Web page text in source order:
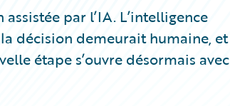
par l’IA. L’intelligence
décision demeurait humaine, et
étape s’ouvre désormais avec